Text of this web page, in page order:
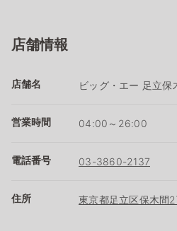
店舗情報
店舗名 ビッグ・エー 足立保
営業時間 04:00～26:00
電話番号 03-3860-2137
住所 東京都足立区保木間